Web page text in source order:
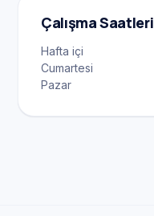
Çalışma Saatleri
Hafta içi
Cumartesi
Pazar